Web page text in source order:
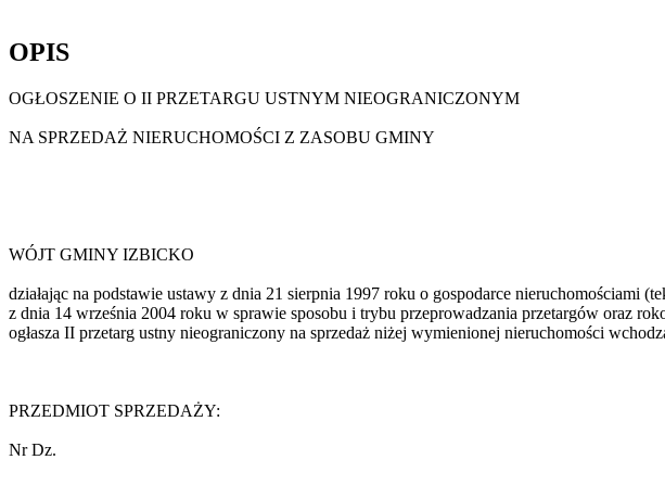
OPIS
OGŁOSZENIE O II PRZETARGU USTNYM NIEOGRANICZONYM
NA SPRZEDAŻ NIERUCHOMOŚCI Z ZASOBU GMINY
WÓJT GMINY IZBICKO
działając na podstawie ustawy z dnia 21 sierpnia 1997 roku o gospodarce
z dnia 14 września 2004 roku w sprawie sposobu i trybu przeprowadzania przetargów oraz
ogłasza II przetarg ustny nieograniczony na sprzedaż niżej wymienionej nieruchomości
PRZEDMIOT SPRZEDAŻY:
Nr Dz.